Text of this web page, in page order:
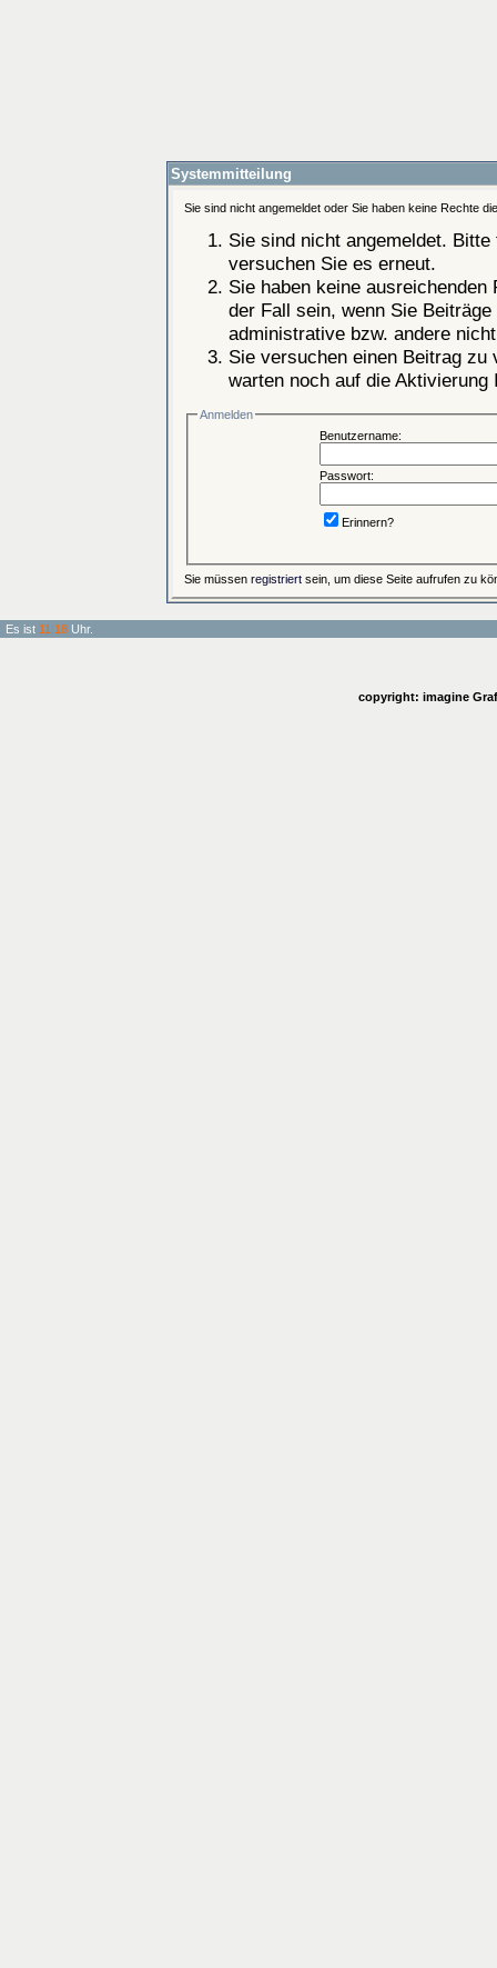
Systemmitteilung
Sie sind nicht angemeldet oder Sie haben keine Rechte
Sie sind nicht angemeldet.
versuchen Sie es erneut.
Sie haben keine
der Fall sein, wenn Sie
administrative bzw. andere
Sie versuchen einen Beitrag
warten noch auf die Aktivierung
Anmelden
Benutzername:
Passwort:
Erinnern?
Sie müssen registriert sein, um diese Seite aufrufen zu
Es ist 11:18 Uhr.
copyright: imagine